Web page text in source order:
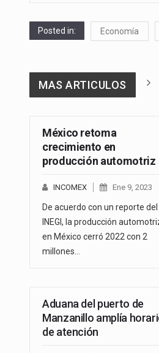
Posted in: Economía
MAS ARTICULOS
México retoma
crecimiento en
producción automotriz
INCOMEX Ene 9, 2023
De acuerdo con un reporte del
INEGI, la producción
en México cerró 2022 con 2
millones…
Aduana del puerto de
Manzanillo amplía
de atención